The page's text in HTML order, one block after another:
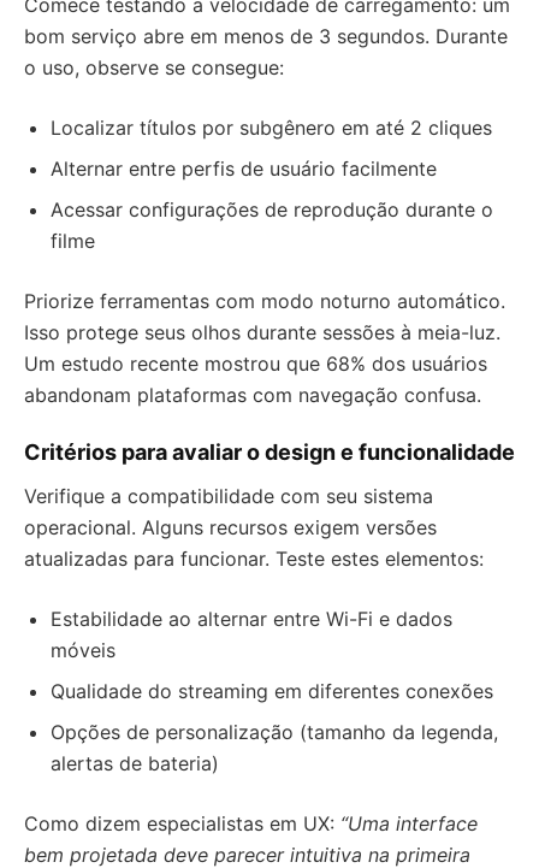
Comece testando a velocidade de carregamento: um
bom serviço abre em menos de 3 segundos. Durante
o uso, observe se consegue:
Localizar títulos por subgênero em até 2 cliques
Alternar entre perfis de usuário facilmente
Acessar configurações de reprodução durante o
filme
Priorize ferramentas com modo noturno automático.
Isso protege seus olhos durante sessões à meia-luz.
Um estudo recente mostrou que 68% dos usuários
abandonam plataformas com navegação confusa.
Critérios para avaliar o design e funcionalidade
Verifique a compatibilidade com seu sistema
operacional. Alguns recursos exigem versões
atualizadas para funcionar. Teste estes elementos:
Estabilidade ao alternar entre Wi-Fi e dados
móveis
Qualidade do streaming em diferentes conexões
Opções de personalização (tamanho da legenda,
alertas de bateria)
Como dizem especialistas em UX: “Uma interface
bem projetada deve parecer intuitiva na primeira